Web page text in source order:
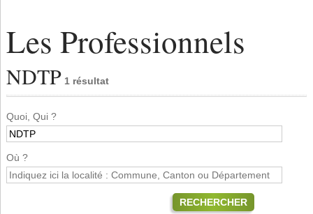
Les Professionnels
NDTP 1 résultat
Quoi, Qui ?
Où ?
RECHERCHER